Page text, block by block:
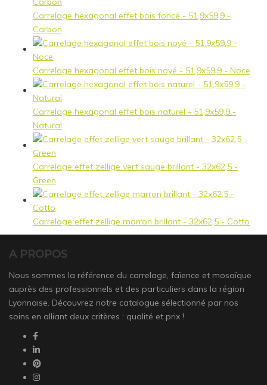
Carrelage hexagonal effet bois foncé - 51,9x59,9 -
Carbon
Carrelage hexagonal effet bois noyé - 51,9x59,9 - Noce
Carrelage hexagonal effet bois naturel - 51,9x59,9 -
Natural
Carrelage effet zellige vert sauge brillant - 32x62,5 -
Green
Carrelage effet zellige marron brillant - 32x62,5 - Cotto
A PROPOS
Nous sommes la référence du carrelage, faïence et mosaïque
auprès des professionnels et des particuliers dans la région
Lyonnaise. Découvrez notre catalogue sélectionné par nos
soins en alliant deux critères : qualité et prix !